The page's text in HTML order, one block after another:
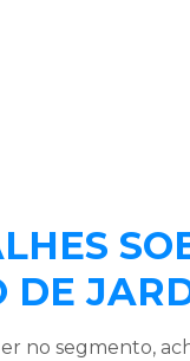
DE
no segmento,